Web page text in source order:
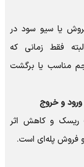
یا سیو سود در
فقط زمانی که
مناسب یا برگشت
ریسک و کاهش اثر
فروش پله‌ای است.